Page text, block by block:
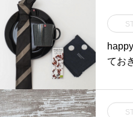
てい
に溶
les
島根
てお